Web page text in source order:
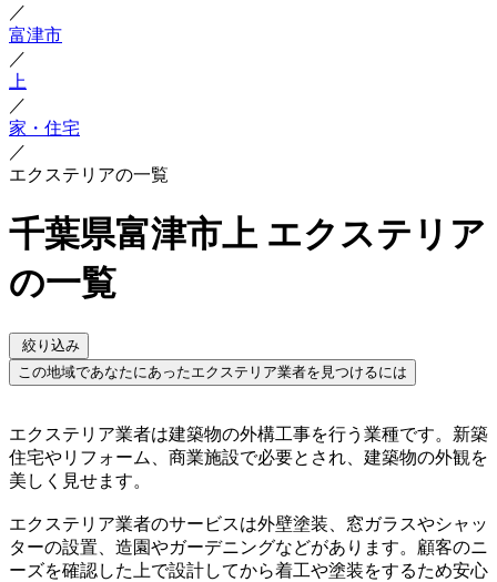
／
富津市
／
上
／
家・住宅
／
エクステリアの一覧
千葉県富津市上 エクステリア
の一覧
絞り込み
この地域であなたにあったエクステリア業者を見つけるには
エクステリア業者は建築物の外構工事を行う業種です。新築
住宅やリフォーム、商業施設で必要とされ、建築物の外観を
美しく見せます。
エクステリア業者のサービスは外壁塗装、窓ガラスやシャッ
ターの設置、造園やガーデニングなどがあります。顧客のニ
ーズを確認した上で設計してから着工や塗装をするため安心